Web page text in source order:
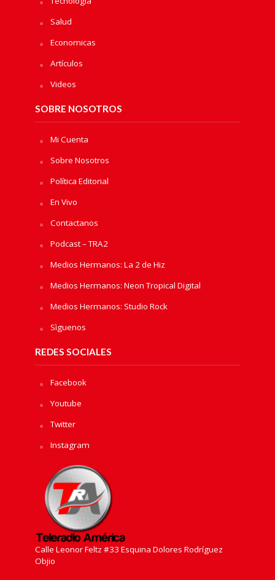
Salud
Economicas
Artículos
Videos
SOBRE NOSOTROS
Mi Cuenta
Sobre Nosotros
Política Editorial
En Vivo
Contactanos
Podcast – TRA2
Medios Hermanos: La 2 de Hiz
Medios Hermanos: Neon Tropical Digital
Medios Hermanos: Studio Rock
Sìguenos
REDES SOCIALES
Facebook
Youtube
Twitter
Instagram
Calle Leonor Feltz #33 Esquina Dolores Rodríguez
Objio